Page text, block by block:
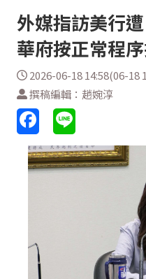
外媒指訪美行
華府按正常程
2026-06-18 14:58(06-18
撰稿編輯：趙婉淳